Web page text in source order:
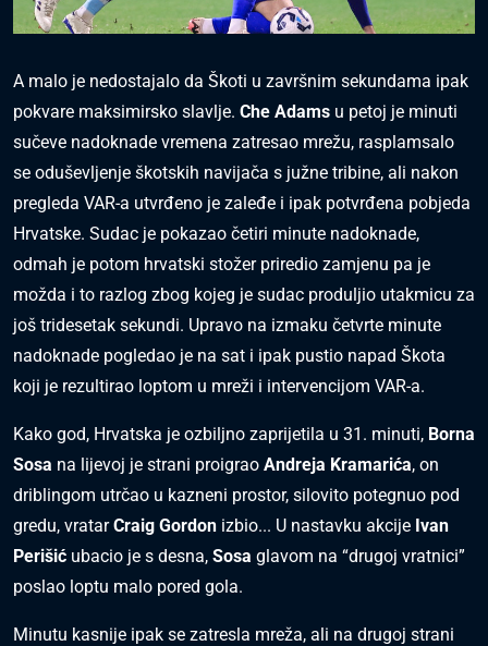
A malo je nedostajalo da Škoti u završnim sekundama ipak
pokvare maksimirsko slavlje. Che Adams u petoj je minuti
sučeve nadoknade vremena zatresao mrežu, rasplamsalo
se oduševljenje škotskih navijača s južne tribine, ali nakon
pregleda VAR-a utvrđeno je zaleđe i ipak potvrđena pobjeda
Hrvatske. Sudac je pokazao četiri minute nadoknade,
odmah je potom hrvatski stožer priredio zamjenu pa je
možda i to razlog zbog kojeg je sudac produljio utakmicu za
još tridesetak sekundi. Upravo na izmaku četvrte minute
nadoknade pogledao je na sat i ipak pustio napad Škota
koji je rezultirao loptom u mreži i intervencijom VAR-a.
Kako god, Hrvatska je ozbiljno zaprijetila u 31. minuti, Borna
Sosa na lijevoj je strani proigrao Andreja Kramarića, on
driblingom utrčao u kazneni prostor, silovito potegnuo pod
gredu, vratarCraig Gordon izbio... U nastavku akcije Ivan
Perišić ubacio je s desna, Sosa glavom na “drugoj vratnici”
poslao loptu malo pored gola.
Minutu kasnije ipak se zatresla mreža, ali na drugoj strani